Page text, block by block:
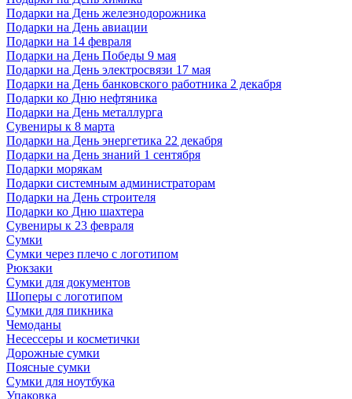
Подарки на День железнодорожника
Подарки на День авиации
Подарки на 14 февраля
Подарки на День Победы 9 мая
Подарки на День электросвязи 17 мая
Подарки на День банковского работника 2 декабря
Подарки ко Дню нефтяника
Подарки на День металлурга
Сувениры к 8 марта
Подарки на День энергетика 22 декабря
Подарки на День знаний 1 сентября
Подарки морякам
Подарки системным администраторам
Подарки на День строителя
Подарки ко Дню шахтера
Сувениры к 23 февраля
Сумки
Сумки через плечо с логотипом
Рюкзаки
Сумки для документов
Шоперы с логотипом
Сумки для пикника
Чемоданы
Несессеры и косметички
Дорожные сумки
Поясные сумки
Сумки для ноутбука
Упаковка